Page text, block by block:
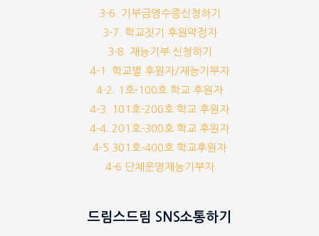
3-6. 기부금영수증신청하기
3-7. 학교짓기 후원약정자
3-8. 재능기부 신청하기
4-1. 학교별 후원자/재능기부자
4-2. 1호-100호 학교 후원자
4-3. 101호-200호 학교 후원자
4-4. 201호-300호 학교 후원자
4-5 301호-400호 학교후원자
4-6 단체운영재능기부자
드림스드림 SNS소통하기